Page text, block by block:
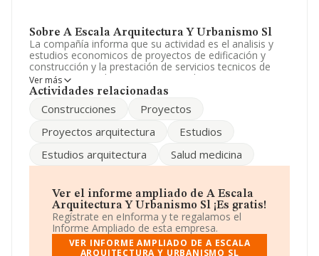
Sobre A Escala Arquitectura Y Urbanismo Sl
La compañía informa que su actividad es el analisis y
estudios economicos de proyectos de edificación y
construcción y la prestación de servicios tecnicos de
arquitectura y urbanismo, a traves de personas con
titulacion adecuada cuando sea legalmente preceptiv.
Su actividad CNAE es 'Servicios técnicos de arquitectura'
mercados exteriores.
En base a la Recomendación 2003/361/CE de la
Comisión, de 6 de mayo de 2003, sobre la definición de
compañía se puede calificar como microempresa. El
número de empleados ha crecido un 100% y según los
datos a disposición de INFORMA, ha tenido un número
de empleados por debajo de la media de sector.
La empresa españolaA Escala Arquitectura y
Ver más
Actividades relacionadas
Construcciones
Proyectos
Proyectos arquitectura
Estudios
Estudios arquitectura
Salud medicina
Ver el informe ampliado de A Escala
Arquitectura Y Urbanismo Sl ¡Es gratis!
Regístrate en eInforma y te regalamos el
Informe Ampliado de esta empresa.
VER INFORME AMPLIADO DE A ESCALA
ARQUITECTURA Y URBANISMO SL